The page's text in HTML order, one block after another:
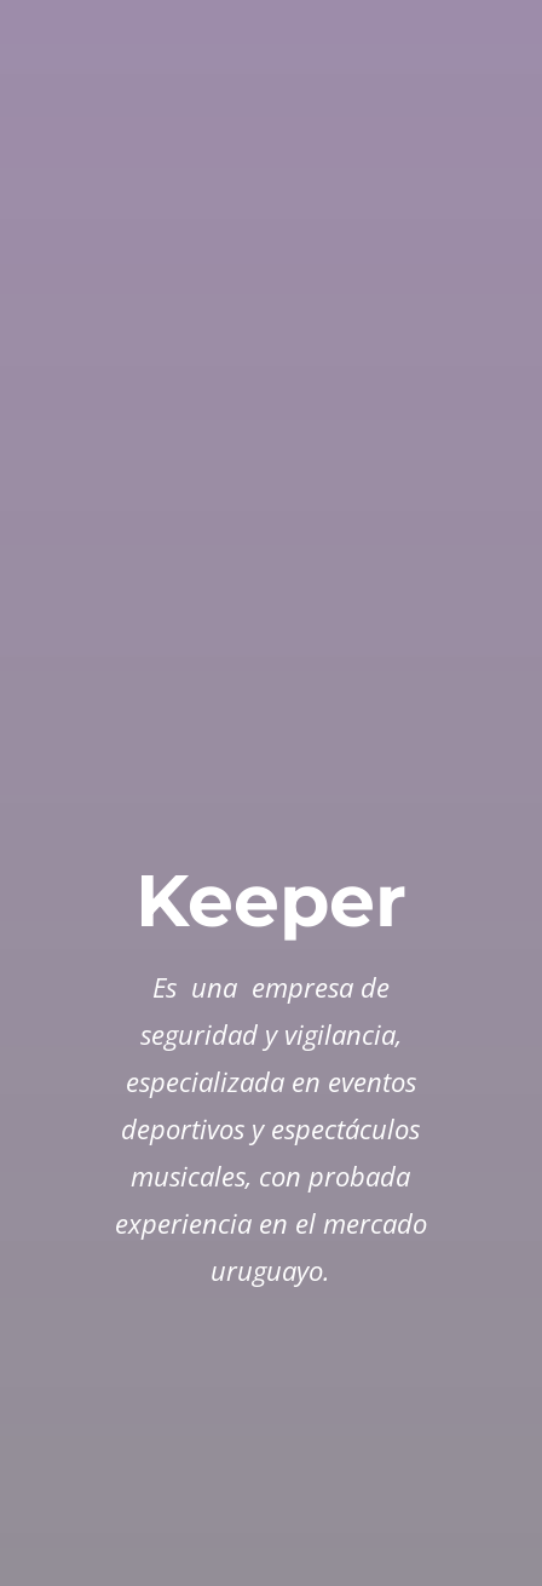
Keeper
Es una empresa de
seguridad y vigilancia,
especializada en eventos
deportivos y espectáculos
musicales, con probada
experiencia en el mercado
uruguayo.